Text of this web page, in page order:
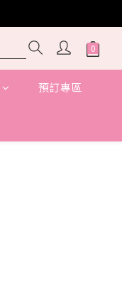
預訂專區